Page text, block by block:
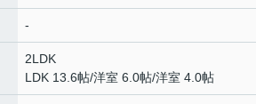
-
2LDK
LDK 13.6帖/洋室 6.0帖/洋室 4.0帖